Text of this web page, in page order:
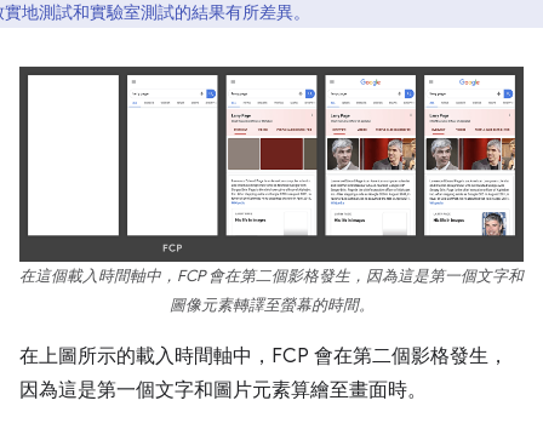
地測試和實驗室測試的結果有所差異。
在這個載入時間軸中，FCP 會在第二個影格發生，因為這是第一個文字和
圖像元素轉譯至螢幕的時間。
在上圖所示的載入時間軸中，FCP 會在第二個影格發生，
因為這是第一個文字和圖片元素算繪至畫面時。